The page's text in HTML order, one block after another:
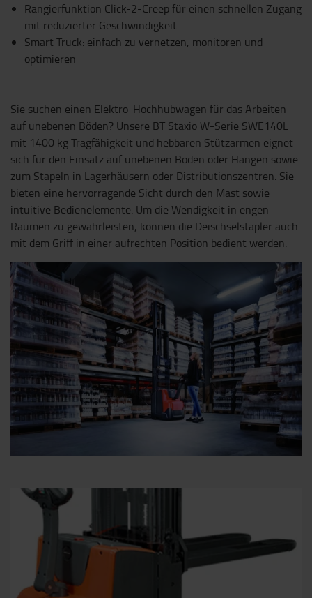
Rangierfunktion Click-2-Creep für einen schnellen Zugang
mit reduzierter Geschwindigkeit
Smart Truck: einfach zu vernetzen, monitoren und
optimieren
Sie suchen einen Elektro-Hochhubwagen für das Arbeiten
auf unebenen Böden? Unsere BT Staxio W-Serie SWE140L
mit 1400 kg Tragfähigkeit und hebbaren Stützarmen eignet
sich für den Einsatz auf unebenen Böden oder Hängen sowie
zum Stapeln in Lagerhäusern oder Distributionszentren. Sie
bieten eine hervorragende Sicht durch den Mast sowie
intuitive Bedienelemente. Um die Wendigkeit in engen
Räumen zu gewährleisten, können die Deischselstapler auch
mit dem Griff in einer aufrechten Position bedient werden.